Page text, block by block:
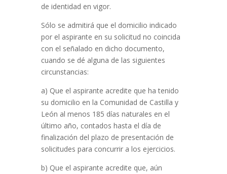
de identidad en vigor.
Sólo se admitirá que el domicilio indicado
por el aspirante en su solicitud no coincida
con el señalado en dicho documento,
cuando se dé alguna de las siguientes
circunstancias:
a) Que el aspirante acredite que ha tenido
su domicilio en la Comunidad de Castilla y
León al menos 185 días naturales en el
último año, contados hasta el día de
finalización del plazo de presentación de
solicitudes para concurrir a los ejercicios.
b) Que el aspirante acredite que, aún